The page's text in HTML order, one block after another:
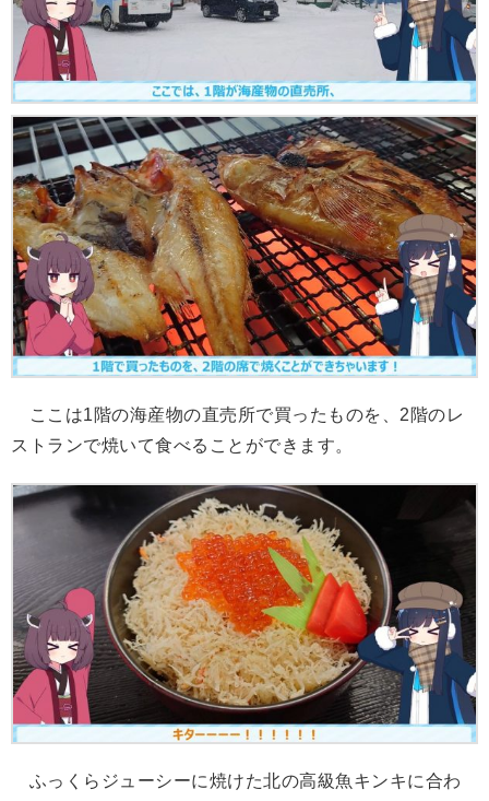
ここは1階の海産物の直売所で買ったものを、2階のレ
ストランで焼いて食べることができます。
ふっくらジューシーに焼けた北の高級魚キンキに合わ